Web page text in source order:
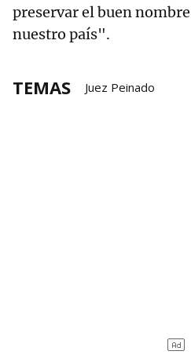
preservar el buen
nuestro país".
TEMAS Juez Peinado